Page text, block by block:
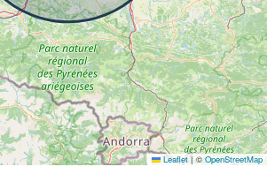
Leaflet |©OpenStreetMap